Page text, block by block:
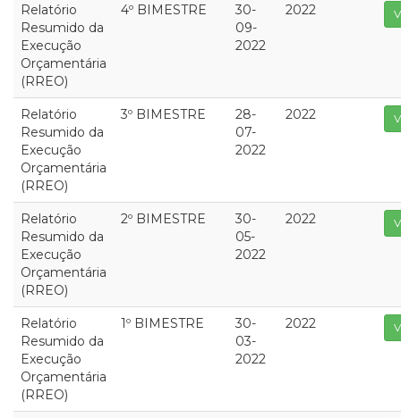
Relatório
Resumido da
Execução
Orçamentária
(RREO)
4º BIMESTRE
30-
09-
2022
2022
Relatório
Resumido da
Execução
Orçamentária
(RREO)
3º BIMESTRE
28-
07-
2022
2022
Relatório
Resumido da
Execução
Orçamentária
(RREO)
2º BIMESTRE
30-
05-
2022
2022
Relatório
Resumido da
Execução
Orçamentária
(RREO)
1º BIMESTRE
30-
03-
2022
2022